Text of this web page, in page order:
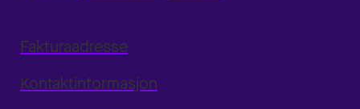
Fakturaadresse
Kontaktinformasjon